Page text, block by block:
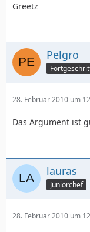
Greetz
Pelgro
28. Februar 2010 um
Das Argument ist
lauras
Juniorchef
28. Februar 2010 um